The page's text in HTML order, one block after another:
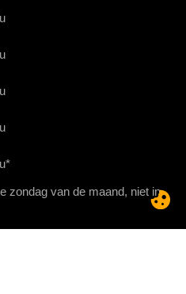
zondag van de maand, niet in